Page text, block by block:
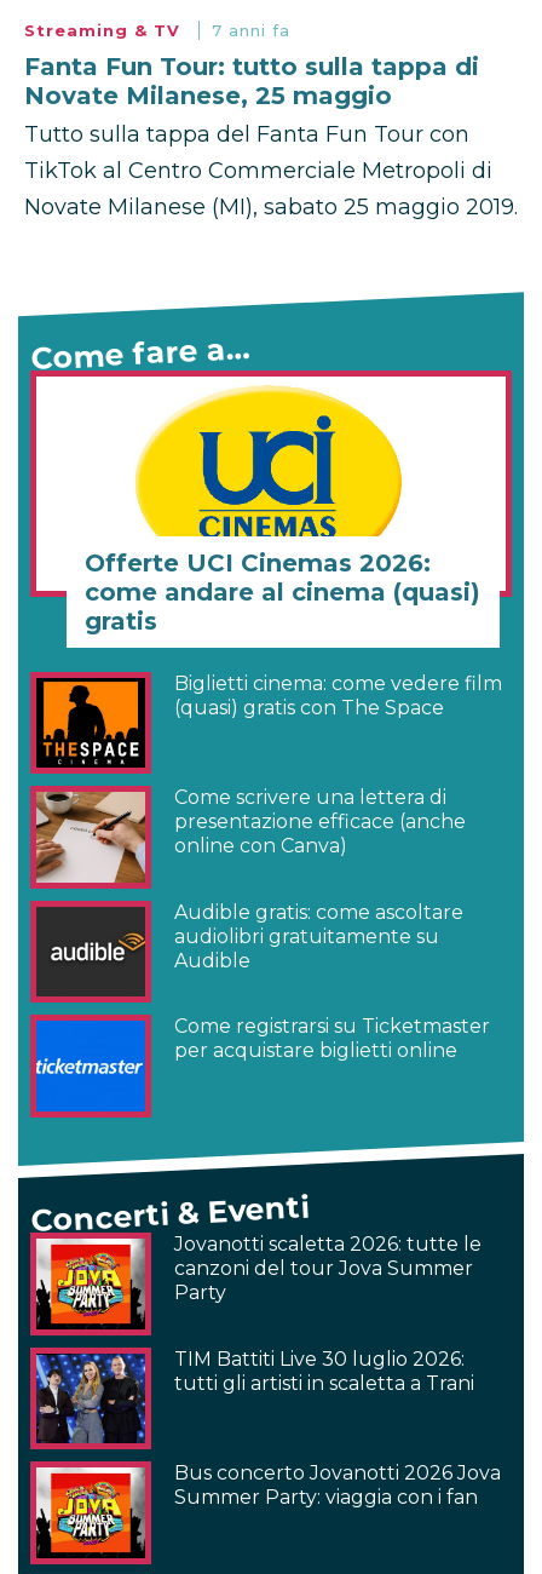
Streaming & TV 7 anni fa
Fanta Fun Tour: tutto sulla tappa di
Novate Milanese, 25 maggio
Tutto sulla tappa del Fanta Fun Tour con
TikTok al Centro Commerciale Metropoli di
Novate Milanese (MI), sabato 25 maggio 2019.
Come fare a…
Offerte UCI Cinemas 2026:
come andare al cinema (quasi)
gratis
Biglietti cinema: come vedere film
(quasi) gratis con The Space
Come scrivere una lettera di
presentazione efficace (anche
online con Canva)
Audible gratis: come ascoltare
audiolibri gratuitamente su
Audible
Come registrarsi su Ticketmaster
per acquistare biglietti online
Concerti & Eventi
Jovanotti scaletta 2026: tutte le
canzoni del tour Jova Summer
Party
TIM Battiti Live 30 luglio 2026:
tutti gli artisti in scaletta a Trani
Bus concerto Jovanotti 2026 Jova
Summer Party: viaggia con i fan